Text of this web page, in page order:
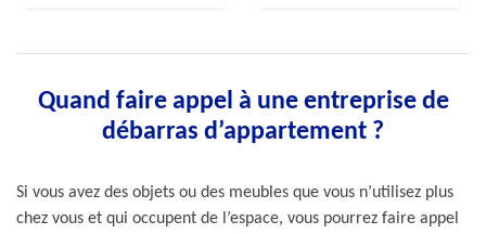
Quand faire appel à une entreprise de
débarras d’appartement ?
Si vous avez des objets ou des meubles que vous n’utilisez plus
chez vous et qui occupent de l’espace, vous pourrez faire appel